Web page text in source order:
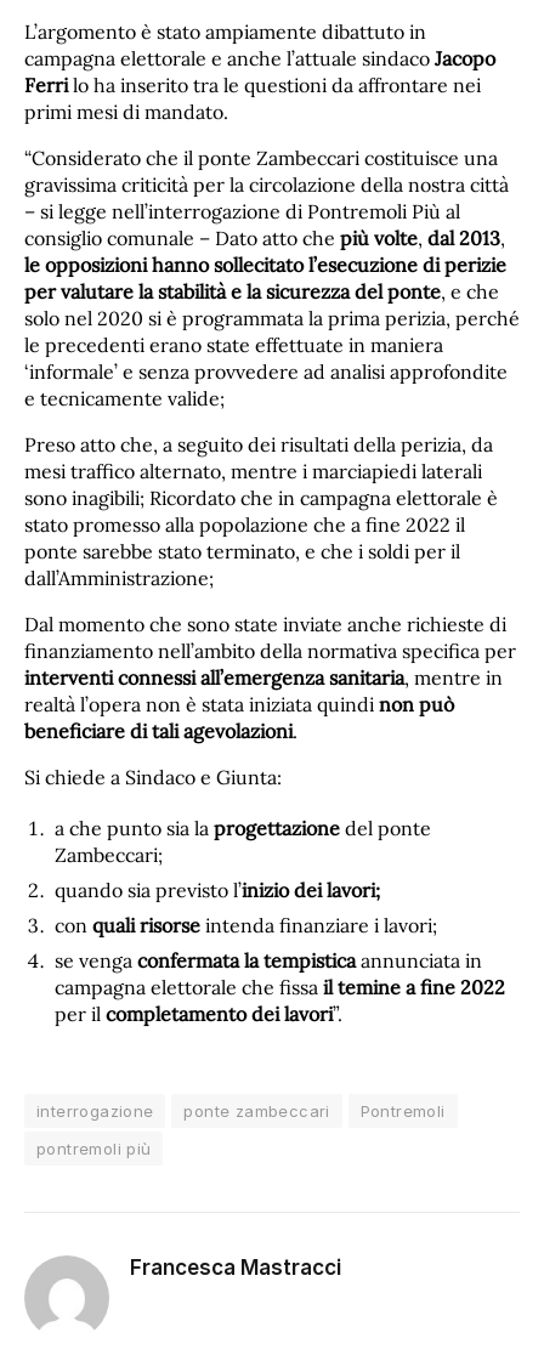
L’argomento è stato ampiamente dibattuto in
campagna elettorale e anche l’attuale sindaco Jacopo
Ferrilo ha inserito tra le questioni da affrontare nei
primi mesi di mandato.
“Considerato che il ponte Zambeccari costituisce una
gravissima criticità per la circolazione della nostra città
– si legge nell’interrogazione di Pontremoli Più al
consiglio comunale – Dato atto che più volte, dal 2013,
le opposizioni hanno sollecitato l’esecuzione di perizie
per valutare la stabilità e la sicurezza del ponte, e che
solo nel 2020 si è programmata la prima perizia, perché
le precedenti erano state effettuate in maniera
‘informale’ e senza provvedere ad analisi approfondite
e tecnicamente valide;
Preso atto che, a seguito dei risultati della perizia, da
mesi traffico alternato, mentre i marciapiedi laterali
sono inagibili; Ricordato che in campagna elettorale è
stato promesso alla popolazione che a fine 2022 il
ponte sarebbe stato terminato, e che i soldi per il
dall’Amministrazione;
Dal momento che sono state inviate anche richieste di
finanziamento nell’ambito della normativa specifica per
interventi connessi all’emergenza sanitaria, mentre in
realtà l’opera non è stata iniziata quindi non può
beneficiare di tali agevolazioni.
Si chiede a Sindaco e Giunta:
a che punto sia la progettazione del ponte
Zambeccari;
quando sia previsto l’inizio dei lavori;
con quali risorse intenda finanziare i lavori;
se venga confermata la tempisticaannunciata in
campagna elettorale che fissa il temine a fine 2022
per il completamento dei lavori”.
interrogazione ponte zambeccari
Pontremoli
pontremoli più
Francesca Mastracci